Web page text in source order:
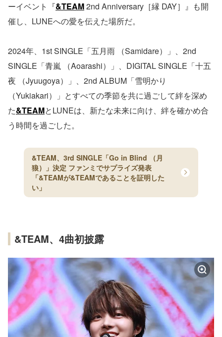
ーイベント『&TEAM2nd Anniversary［縁 DAY］』も開
催し、LUNEへの愛を伝えた場所だ。
2024年、1st SINGLE「五月雨 （Samidare）」、2nd
SINGLE「青嵐 （Aoarashi）」、DIGITAL SINGLE「十五
夜 （Jyuugoya）」、2nd ALBUM「雪明かり
（Yukiakari）」とすべての季節を共に過ごして絆を深め
た&TEAMとLUNEは、新たな未来に向け、絆を確かめ合
う時間を過ごした。
&TEAM、3rd SINGLE「Go in Blind （月
狼）」決定 ファンミでサプライズ発表
「&TEAMが&TEAMであることを証明した
い」
&TEAM、4曲初披露